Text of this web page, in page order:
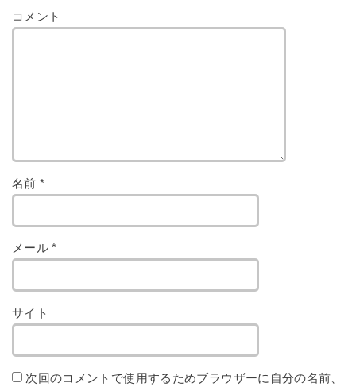
コメント
名前 *
メール*
サイト
次回のコメントで使用するためブラウザーに自分の名前、